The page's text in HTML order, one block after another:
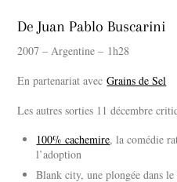
De Juan Pablo Buscarini
2007 – Argentine – 1h28
En partenariat avecGrains de Sel
Les autres sorties 11 décembre
100% cachemire, la comédie
l’adoption
Blank city, une plongée dans